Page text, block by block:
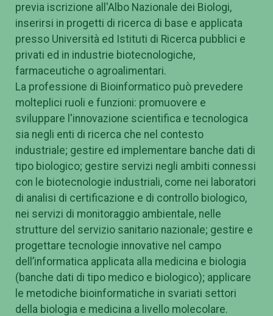
previa iscrizione all'Albo Nazionale dei Biologi,
inserirsi in progetti di ricerca di base e applicata
presso Università ed Istituti di Ricerca pubblici e
privati ed in industrie biotecnologiche,
farmaceutiche o agroalimentari.
La professione di Bioinformatico può prevedere
molteplici ruoli e funzioni: promuovere e
sviluppare l'innovazione scientifica e tecnologica
sia negli enti di ricerca che nel contesto
industriale; gestire ed implementare banche dati di
tipo biologico; gestire servizi negli ambiti connessi
con le biotecnologie industriali, come nei laboratori
di analisi di certificazione e di controllo biologico,
nei servizi di monitoraggio ambientale, nelle
strutture del servizio sanitario nazionale; gestire e
progettare tecnologie innovative nel campo
dell’informatica applicata alla medicina e biologia
(banche dati di tipo medico e biologico); applicare
le metodiche bioinformatiche in svariati settori
della biologia e medicina a livello molecolare.